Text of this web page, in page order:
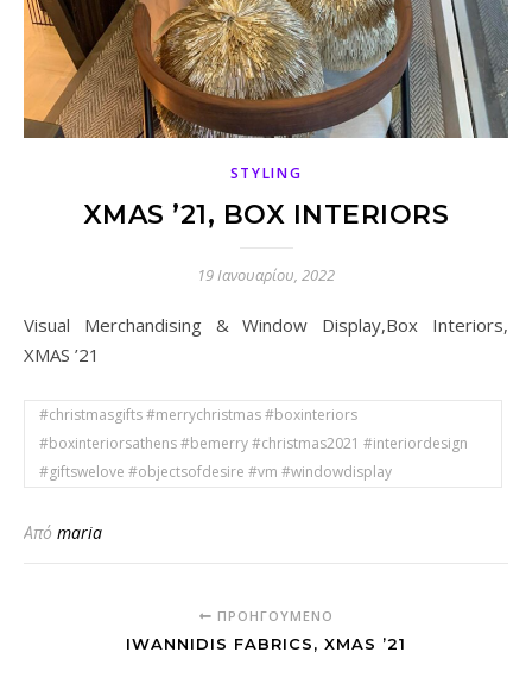
STYLING
XMAS ’21, BOX INTERIORS
19 Ιανουαρίου, 2022
Visual Merchandising & Window Display,Box Interiors,
XMAS ’21
#christmasgifts #merrychristmas #boxinteriors
#boxinteriorsathens #bemerry #christmas2021 #interiordesign
#giftswelove #objectsofdesire #vm #windowdisplay
Από maria
ΠΡΟΗΓΟΎΜΕΝΟ
IWANNIDIS FABRICS, XMAS ’21